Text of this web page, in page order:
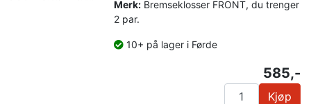
Merk: Bremseklosser FRONT, du trenger
2 par.
10+ på lager i Førde
585,-
Kjøp